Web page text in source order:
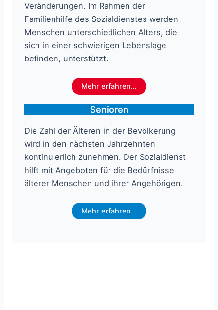
Veränderungen. Im Rahmen der
Familienhilfe des Sozialdienstes werden
Menschen unterschiedlichen Alters, die
sich in einer schwierigen Lebenslage
befinden, unterstützt.
Mehr erfahren…
Senioren
Die Zahl der Älteren in der Bevölkerung
wird in den nächsten Jahrzehnten
kontinuierlich zunehmen. Der Sozialdienst
hilft mit Angeboten für die Bedürfnisse
älterer Menschen und ihrer Angehörigen.
Mehr erfahren…